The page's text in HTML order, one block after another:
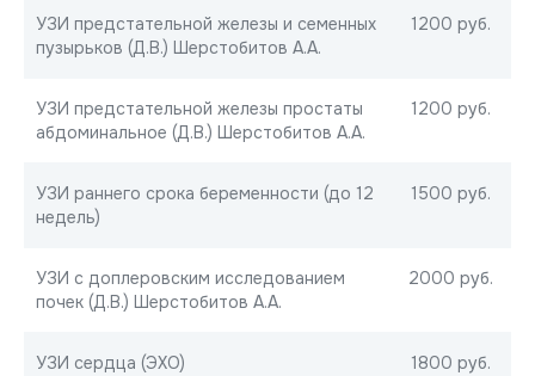
УЗИ предстательной железы и семенных
пузырьков (Д.В.) Шерстобитов А.А.
1200 руб.
УЗИ предстательной железы простаты
абдоминальное (Д.В.) Шерстобитов А.А.
1200 руб.
УЗИ раннего срока беременности (до 12
недель)
1500 руб.
УЗИ с доплеровским исследованием
почек (Д.В.) Шерстобитов А.А.
2000 руб.
УЗИ сердца (ЭХО) 1800 руб.